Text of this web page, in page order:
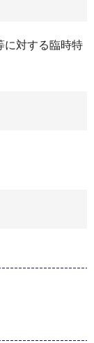
に対する臨時特